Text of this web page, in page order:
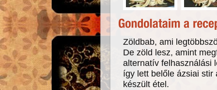
Zöldbab, ami
De zöld lesz, amint
alternatív felhasználási
így lett belőle ázsiai stir
készült étel.